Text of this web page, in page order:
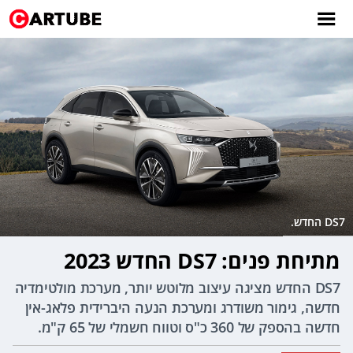
DS7 החדש.
מתיחת פנים: DS7 החדש 2023
DS7 החדש מציגה עיצוב מלוטש יותר, מערכת מולטימדיה
חדשה, גימור משודרג ומערכת הנעה היברידית פלאג-אין
חדשה בהספק של 360 כ"ס וטווח חשמלי של 65 ק"מ.